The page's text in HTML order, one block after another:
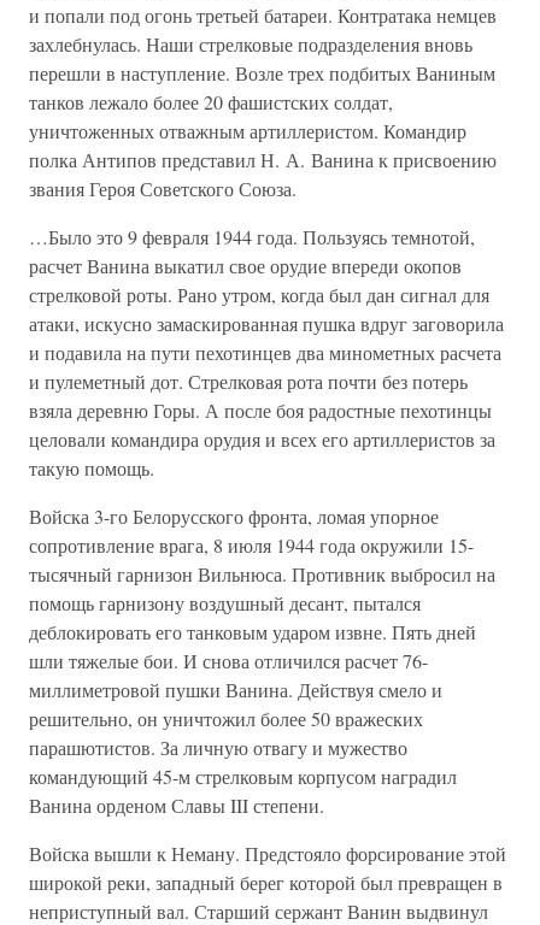
и попали под огонь третьей батареи. Контратака немцев
захлебнулась. Наши стрелковые подразделения вновь
перешли в наступление. Возле трех подбитых Ваниным
танков лежало более 20 фашистских солдат,
уничтоженных отважным артиллеристом. Командир
полка Антипов представил Н. А. Ванина к присвоению
звания Героя Советского Союза.
…Было это 9 февраля 1944 года. Пользуясь темнотой,
расчет Ванина выкатил свое орудие впереди окопов
стрелковой роты. Рано утром, когда был дан сигнал для
атаки, искусно замаскированная пушка вдруг заговорила
и подавила на пути пехотинцев два минометных расчета
и пулеметный дот. Стрелковая рота почти без потерь
взяла деревню Горы. А после боя радостные пехотинцы
целовали командира орудия и всех его артиллеристов за
такую помощь.
Войска 3-го Белорусского фронта, ломая упорное
сопротивление врага, 8 июля 1944 года окружили 15-
тысячный гарнизон Вильнюса. Противник выбросил на
помощь гарнизону воздушный десант, пытался
деблокировать его танковым ударом извне. Пять дней
шли тяжелые бои. И снова отличился расчет 76-
миллиметровой пушки Ванина. Действуя смело и
решительно, он уничтожил более 50 вражеских
парашютистов. За личную отвагу и мужество
командующий 45-м стрелковым корпусом наградил
Ванина орденом Славы III степени.
Войска вышли к Неману. Предстояло форсирование этой
широкой реки, западный берег которой был превращен в
неприступный вал. Старший сержант Ванин выдвинул